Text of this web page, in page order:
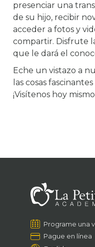
presenciar una
de su hijo, recibir
acceder a fotos y
compartir. Disfrute
que le dará el
Eche un vistazo a
las cosas
¡Visítenos hoy
Programe una
Pague en línea